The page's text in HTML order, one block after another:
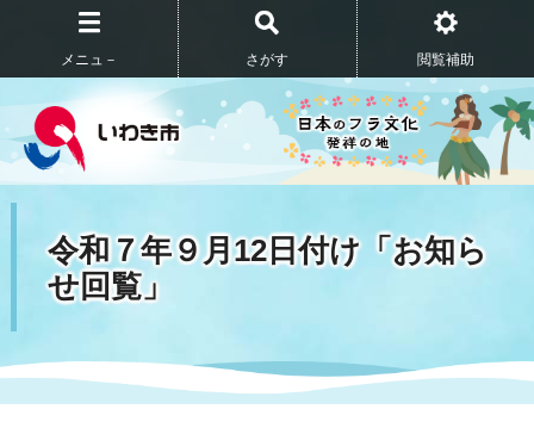
メニュ－ さがす 閲覧補助
令和７年９月12日付け「お知ら
せ回覧」